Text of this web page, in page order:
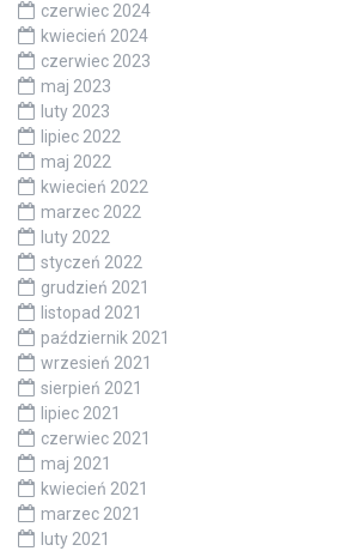
czerwiec 2024
kwiecień 2024
czerwiec 2023
maj 2023
luty 2023
lipiec 2022
maj 2022
kwiecień 2022
marzec 2022
luty 2022
styczeń 2022
grudzień 2021
listopad 2021
październik 2021
wrzesień 2021
sierpień 2021
lipiec 2021
czerwiec 2021
maj 2021
kwiecień 2021
marzec 2021
luty 2021